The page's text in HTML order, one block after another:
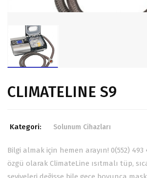
CLIMATELINE S9
Kategori: Solunum Cihazları
Bilgi almak için hemen arayın! 0(552) 493
özgü olarak ClimateLine ısıtmalı tüp,